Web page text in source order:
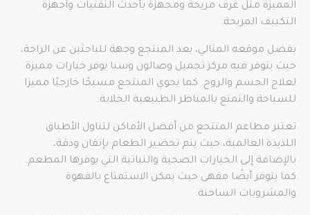
المميزة مثل غرف مريحة ومجهزة بأحدث التقنيات وأجهزة
التكييف المريحة.
بفضل موقعه المثالي، يعد المنتجع وجهة للباحثين عن الراحة،
حيث يتوفر فيه مركز تجميل وصالون وسبا يوفر خيارات مميزة
لعلاج الجسم والروح. كما يحوي المنتجع مسبحًا خارجيًا مميزا
للسباحة والتمتع بالمناظر الطبيعية الخلابة.
تعتبر مطاعم المنتجع من أفضل الأماكن لتناول الأطباق
اللذيذة العالمية، حيث يتم تحضير الطعام بإتقان ودقة،
بالإضافة إلى الخيارات الصحية والنباتية التي يوفرها المطعم.
كما يتوفر أيضًا مقهى حيث يمكن الاستمتاع بالقهوة
والمشروبات الساخنة.